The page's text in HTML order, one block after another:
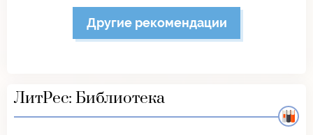
Другие рекомендации
ЛитРес: Библиотека